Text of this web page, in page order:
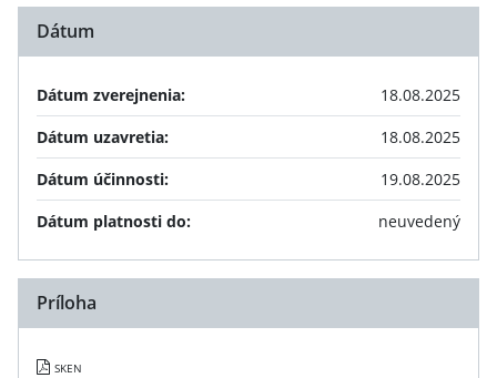
Dátum
Dátum zverejnenia:
18.08.2025
Dátum uzavretia:
18.08.2025
Dátum účinnosti:
19.08.2025
Dátum platnosti do:
neuvedený
Príloha
SKEN